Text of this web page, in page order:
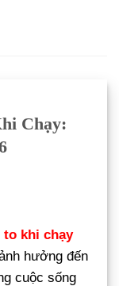
Chạy:
to khi chạy
hưởng đến
cuộc sống